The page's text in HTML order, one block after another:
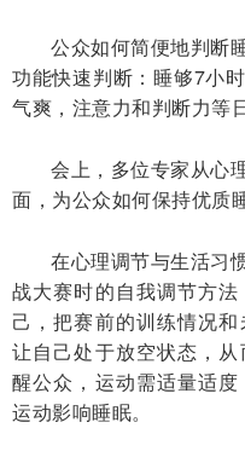
公众如何简便地判断
功能快速判断：睡够7小
气爽，注意力和判断力等
会上，多位专家从心
面，为公众如何保持优质
在心理调节与生活习
战大赛时的自我调节方
己，把赛前的训练情况
让自己处于放空状态，
醒公众，运动需适量适
运动影响睡眠。